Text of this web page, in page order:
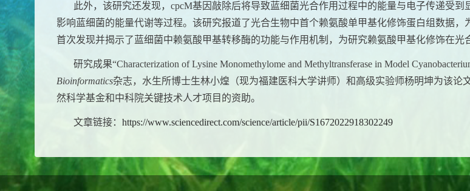
此外，该研究还发现， cpcM基因敲除后将导致蓝细菌光合作用过程中的能量与电子传递受到
影响蓝细菌的能量代谢等过程。该研究报道了光合生物中首个赖氨酸单甲基化修饰蛋白组数据
首次发现并揭示了蓝细菌中赖氨酸甲基转移酶的功能与作用机制，为研究赖氨酸甲基化修饰在光
研究成果“Characterization of Lysine Monomethylome and Methyltransferase in Model
Bioinformatics杂志，水生所博士生林小煌（现为福建医科大学讲师）和高级实验师杨明坤为该
然科学基金和中科院关键技术人才项目的资助。
文章链接： https://www.sciencedirect.com/science/article/pii/S1672022918302249